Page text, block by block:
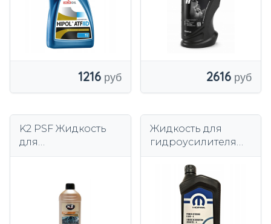
1216 2616
K2 PSF Жидкость
для
Жидкость для
гидроусилителя